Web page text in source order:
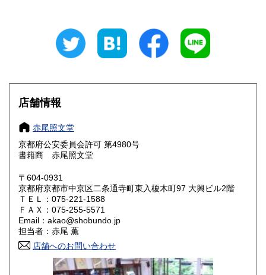
1,000円 静岡県
1,000円 三重県
滋賀県 1,000円 京都府 1,000円
大阪府
奈良県
鳥取県
岡山県 1,000円 広島県 1,000円
山口県 1,000円
香川県
1,000円 福岡県
店舗情報
赤尾照文堂
京都府公安委員会許可 第4980号
書籍商 赤尾照文堂
〒604-0931
京都府京都市中京区二条通寺町東入榎木町97 大興ビル2階
ＴＥＬ：075-221-1588
ＦＡＸ：075-255-5571
Email：akao@shobundo.jp
担当者：赤尾 薫
店舗へのお問い合わせ